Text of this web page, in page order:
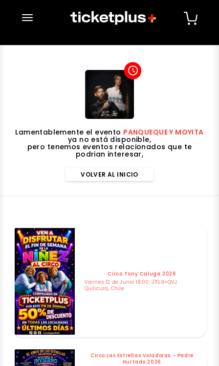
desplegar navegación
access_time
Lamentablemente el evento PANQUEQUE Y MOYITA
ya no está disponible,
pero tenemos eventos relacionados que te
podrian interesar,
VOLVER AL INICIO
Circo Tony Caluga 2026
Viernes 12 de Junio 18:00, J7G9+QVJ
Quilicura, Chile
Circo Las Estrellas Voladoras - Padre
Hurtado 2026